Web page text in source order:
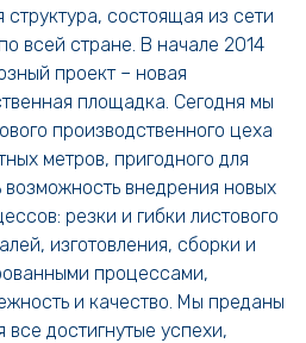
состоящая из сети
всей стране. В начале 2014
проект – новая
площадка. Сегодня мы
производственного цеха
метров, пригодного для
возможность внедрения новых
резки и гибки листового
изготовления, сборки и
процессами,
и качество. Мы преданы
достигнутые успехи,